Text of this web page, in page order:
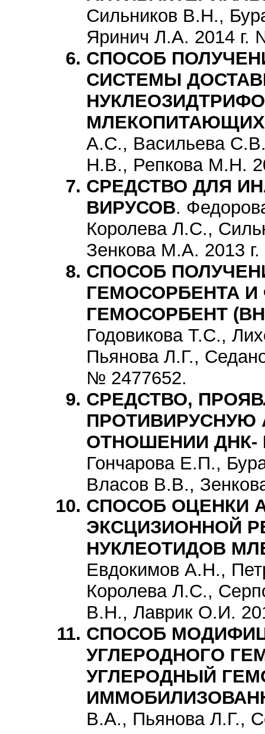
Сильников В.Н.,
Яринич Л.А. 2014 г.
СПОСОБ
СИСТЕМЫ
МЛЕКОПИТАЮЩИХ
А.С., Васильева
Н.В., Репкова М.Н.
СРЕДСТВО ДЛЯ
ВИРУСОВ.
Королева Л.С.,
Зенкова М.А. 2013
СПОСОБ
ГЕМОСОРБЕНТА
ГЕМОСОРБЕНТ
Годовикова Т.С.,
Пьянова Л.Г.,
№ 2477652.
СРЕДСТВО,
ПРОТИВИРУСНУЮ
ОТНОШЕНИИ ДНК-
Гончарова Е.П.,
Власов В.В.,
СПОСОБ ОЦЕНКИ
ЭКСЦИЗИОННОЙ
НУКЛЕОТИДОВ
Евдокимов А.Н.,
Королева Л.С.,
В.Н., Лаврик О.И.
СПОСОБ
УГЛЕРОДНОГО
УГЛЕРОДНЫЙ
В.А., Пьянова Л.Г.,